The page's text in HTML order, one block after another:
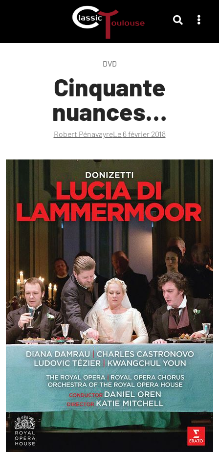
DVD
Cinquante
nuances…
Robert PénavayreLe 6 février 2018